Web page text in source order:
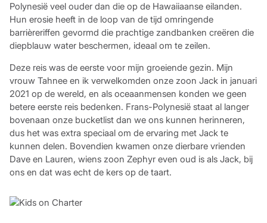
Polynesië veel ouder dan die op de Hawaiiaanse eilanden.
Hun erosie heeft in de loop van de tijd omringende
barrièreriffen gevormd die prachtige zandbanken creëren die
diepblauw water beschermen, ideaal om te zeilen.
Deze reis was de eerste voor mijn groeiende gezin. Mijn
vrouw Tahnee en ik verwelkomden onze zoon Jack in januari
2021 op de wereld, en als oceaanmensen konden we geen
betere eerste reis bedenken. Frans-Polynesië staat al langer
bovenaan onze bucketlist dan we ons kunnen herinneren,
dus het was extra speciaal om de ervaring met Jack te
kunnen delen. Bovendien kwamen onze dierbare vrienden
Dave en Lauren, wiens zoon Zephyr even oud is als Jack, bij
ons en dat was echt de kers op de taart.